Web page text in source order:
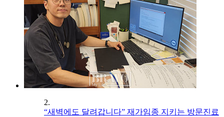
2.
“새벽에도 달려갑니다” 재가임종 지키는 방문진료